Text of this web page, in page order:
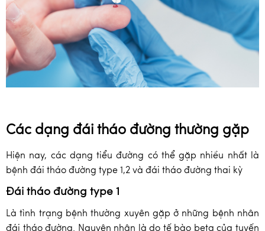
Các dạng đái tháo đường thường gặp
Hiện nay, các dạng tiểu đường có thể gặp nhiều nhất là
bệnh đái tháo đường type 1,2 và đái tháo đường thai kỳ
Đái tháo đường type 1
Là tình trạng bệnh thường xuyên gặp ở những bệnh nhân
đái tháo đường. Nguyên nhân là do tế bào beta của tuyến